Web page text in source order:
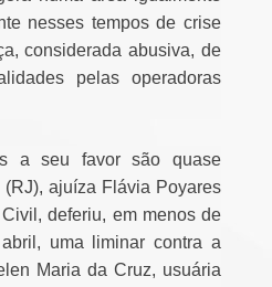
nesses tempos de crise
considerada abusiva, de
pelas operadoras
a seu favor são quase
ajuíza Flávia Poyares
deferiu, em menos de
uma liminar contra a
Maria da Cruz, usuária